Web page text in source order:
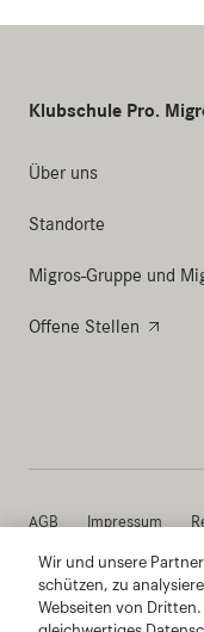
Wir und unsere
schützen, zu
Webseiten von